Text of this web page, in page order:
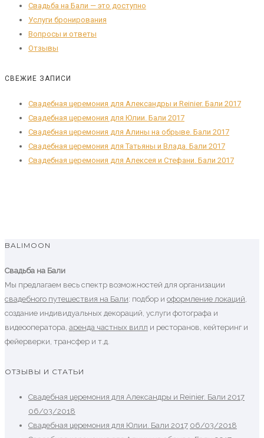
Свадьба на Бали — это доступно
Услуги бронирования
Вопросы и ответы
Отзывы
СВЕЖИЕ ЗАПИСИ
Свадебная церемония для Александры и Reinier. Бали 2017
Свадебная церемония для Юлии. Бали 2017
Свадебная церемония для Алины на обрыве. Бали 2017
Свадебная церемония для Татьяны и Влада. Бали 2017
Свадебная церемония для Алексея и Стефани. Бали 2017
BALIMOON
Свадьба на Бали
Мы предлагаем весь спектр возможностей для организации
свадебного путешествия на Бали: подбор и оформление локаций
создание индивидуальных декораций, услуги фотографа и
видеооператора, аренда частных вилл и ресторанов, кейтеринг и
фейерверки, трансфер и т.д.
ОТЗЫВЫ И СТАТЬИ
Свадебная церемония для Александры и Reinier. Бали 2017
06/03/2018
Свадебная церемония для Юлии. Бали 2017 06/03/2018